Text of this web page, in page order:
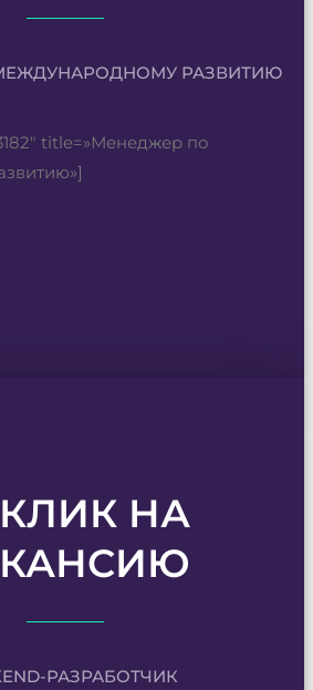
РАЗВИТИЮ
title=»Менеджер по
НА
РАЗРАБОТЧИК